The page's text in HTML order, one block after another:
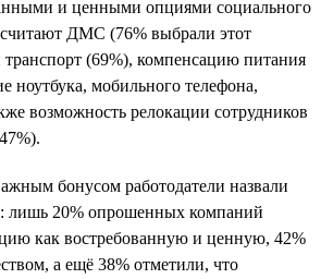
и ценными опциями социального
считают ДМС (76% выбрали этот
(69%), компенсацию питания
ноутбука, мобильного телефона,
возможность релокации сотрудников
бонусом работодатели назвали
лишь 20% опрошенных компаний
как востребованную и ценную, 42%
а ещё 38% отметили, что